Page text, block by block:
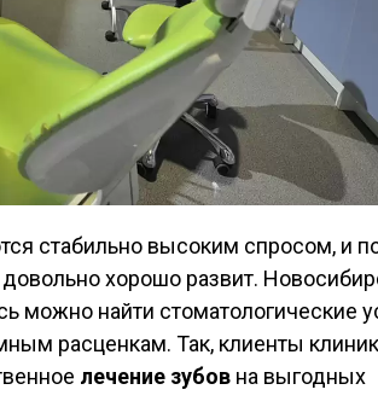
стабильно высоким спросом, и
хорошо развит.
можно найти стоматологические
расценкам. Так, клиенты
лечение зубов на выгодных